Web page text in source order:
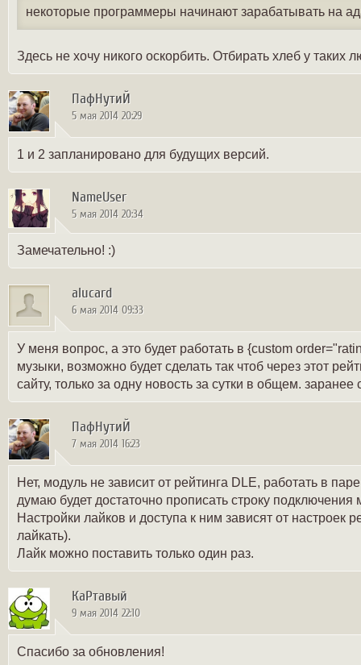
некоторые программеры начинают зарабатывать на
Здесь не хочу никого оскорбить. Отбирать хлеб у
ПафНутиЙ
5 мая 2014 20:29
1 и 2 запланировано для будущих версий.
NameUser
5 мая 2014 20:34
Замечательно! :)
alucard
6 мая 2014 09:33
У меня вопрос, а это будет работать в {custom
музыки, возможно будет сделать так чтоб через этот
сайту, только за одну новость за сутки в общем. заранее
ПафНутиЙ
7 мая 2014 16:23
Нет, модуль не зависит от рейтинга DLE, работать в
думаю будет достаточно прописать строку
Настройки лайков и доступа к ним зависят от настроек
лайкать).
Лайк можно поставить только один раз.
КаРтавый
9 мая 2014 22:10
Спасибо за обновления!